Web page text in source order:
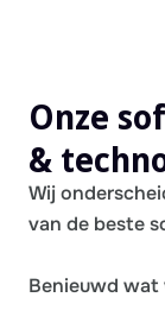
Onze
&
Wij
van de beste
Benieuwd wat